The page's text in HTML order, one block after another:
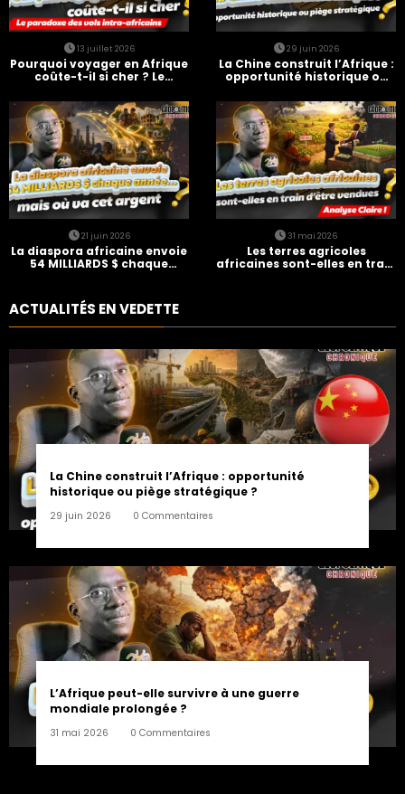
13 juillet 2026
Pourquoi voyager en Afrique
coûte-t-il si cher ? Le
africains
29 juin 2026
La Chine construit l’Afrique :
opportunité historique ou
21 juin 2026
La diaspora africaine envoie
54 MILLIARDS $ chaque
31 mai 2026
Les terres agricoles
africaines sont-elles en train
ACTUALITÉS EN VEDETTE
La Chine construit l’Afrique : opportunité
historique ou piège stratégique ?
29 juin 2026 0 Commentaires
L’Afrique peut-elle survivre à une guerre
mondiale prolongée ?
31 mai 2026 0 Commentaires